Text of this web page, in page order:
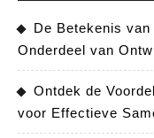
De Betekenis
Onderdeel van
Ontdek de
voor Effectieve